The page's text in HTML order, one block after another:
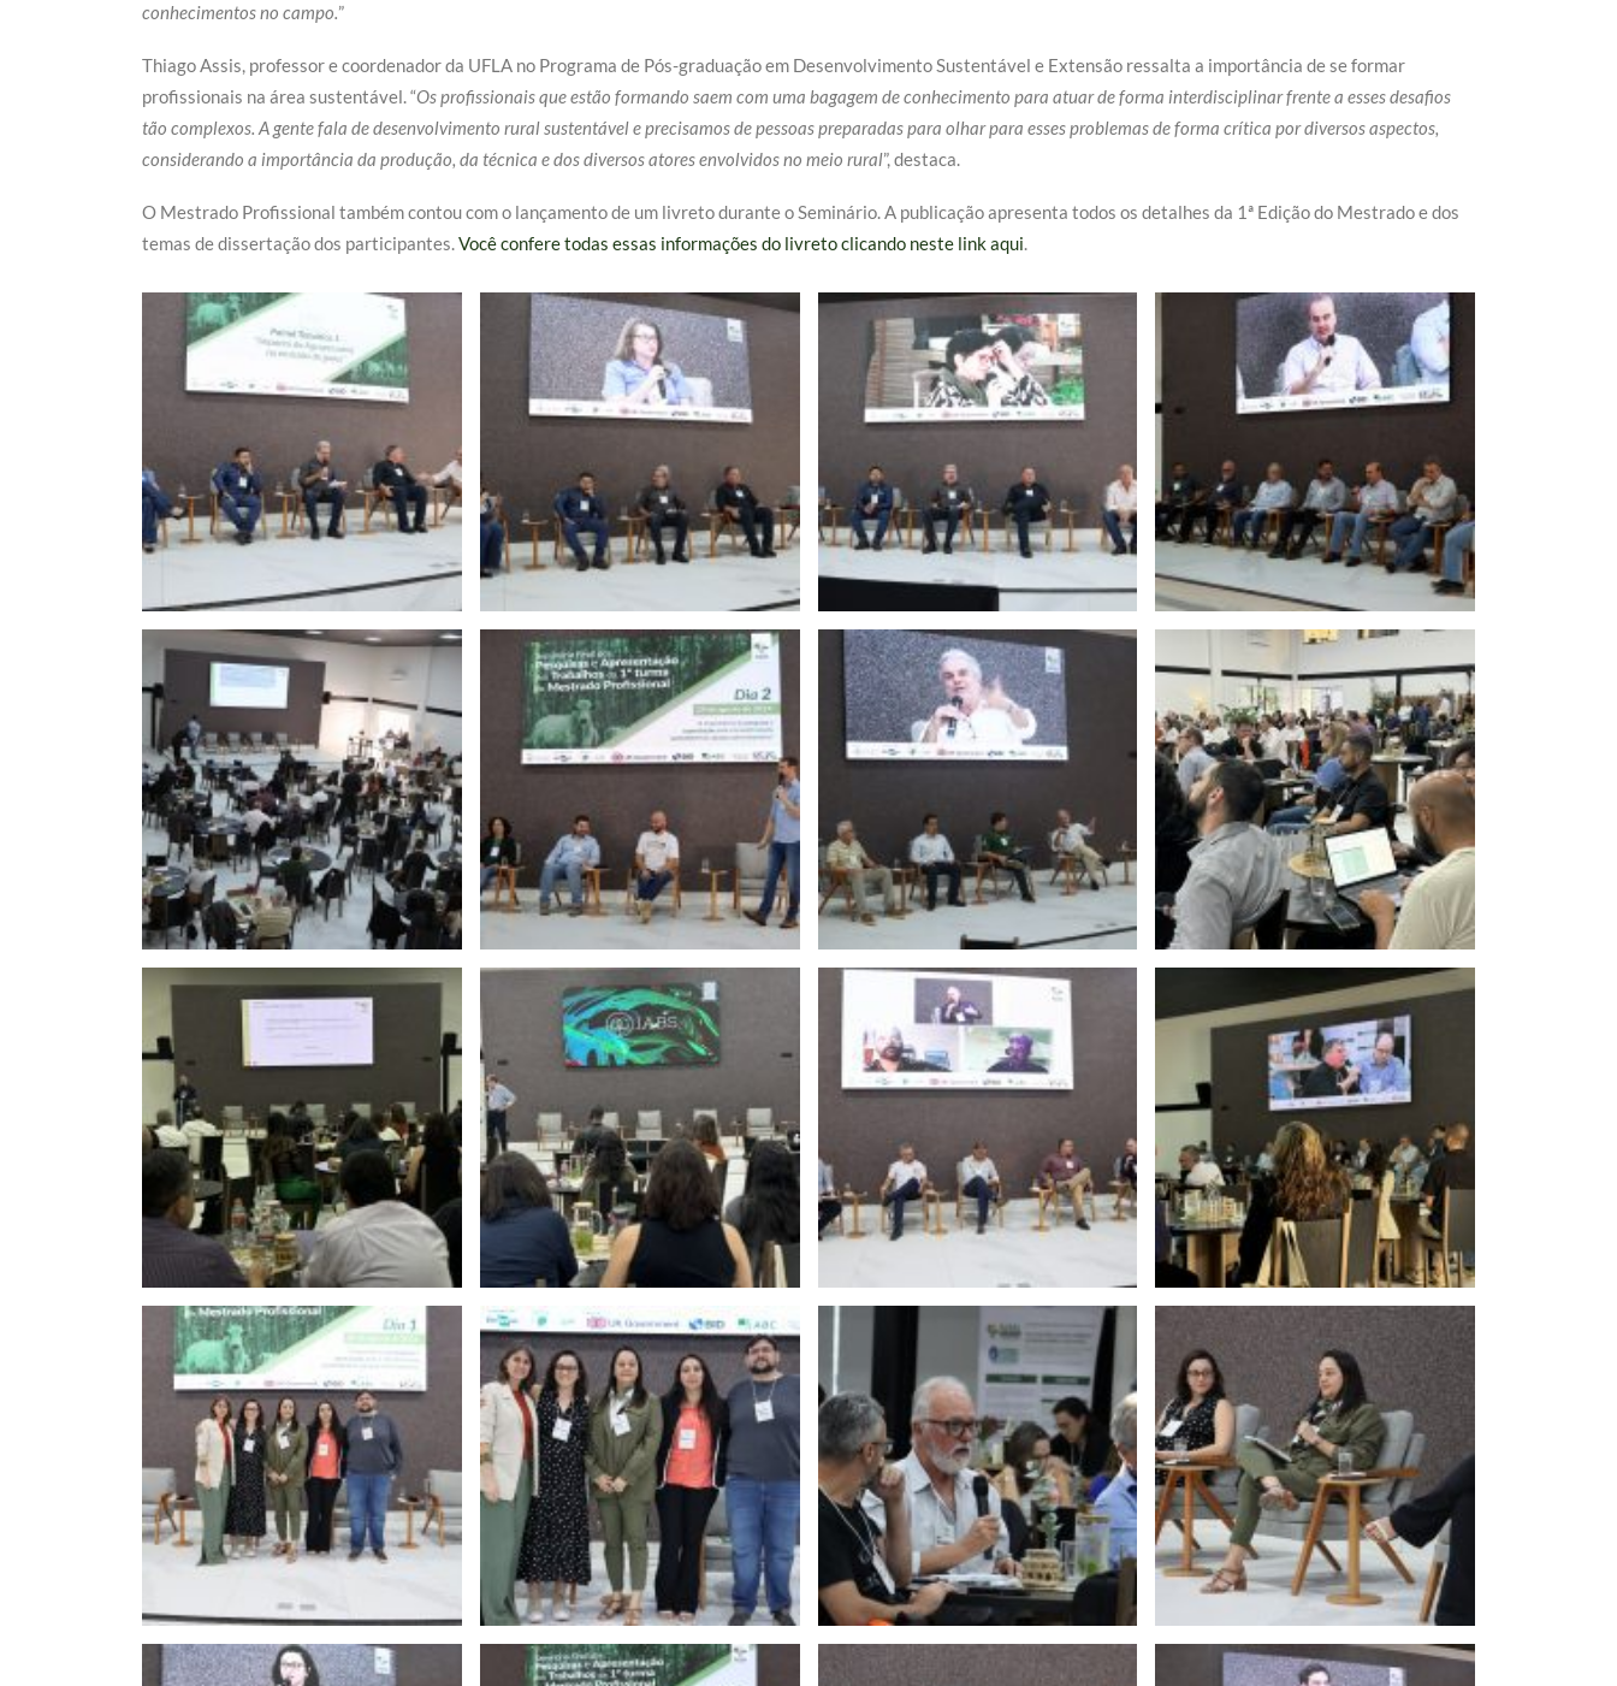
conhecimentos no campo.”
Thiago Assis, professor e coordenador da UFLA no Programa de Pós-graduação em Desenvolvimento Sustentável e Extensão ressalta a importância de se formar
profissionais na área sustentável. “Os profissionais que estão formando saem com uma bagagem de conhecimento para atuar de forma interdisciplinar frente a esses desafios
tão complexos. A gente fala de desenvolvimento rural sustentável e precisamos de pessoas preparadas para olhar para esses problemas de forma crítica por diversos aspectos,
considerando a importância da produção, da técnica e dos diversos atores envolvidos no meio rural”, destaca.
O Mestrado Profissional também contou com o lançamento de um livreto durante o Seminário. A publicação apresenta todos os detalhes da 1ª Edição do Mestrado e dos
temas de dissertação dos participantes.Você confere todas essas informações do livreto clicando neste link aqui.